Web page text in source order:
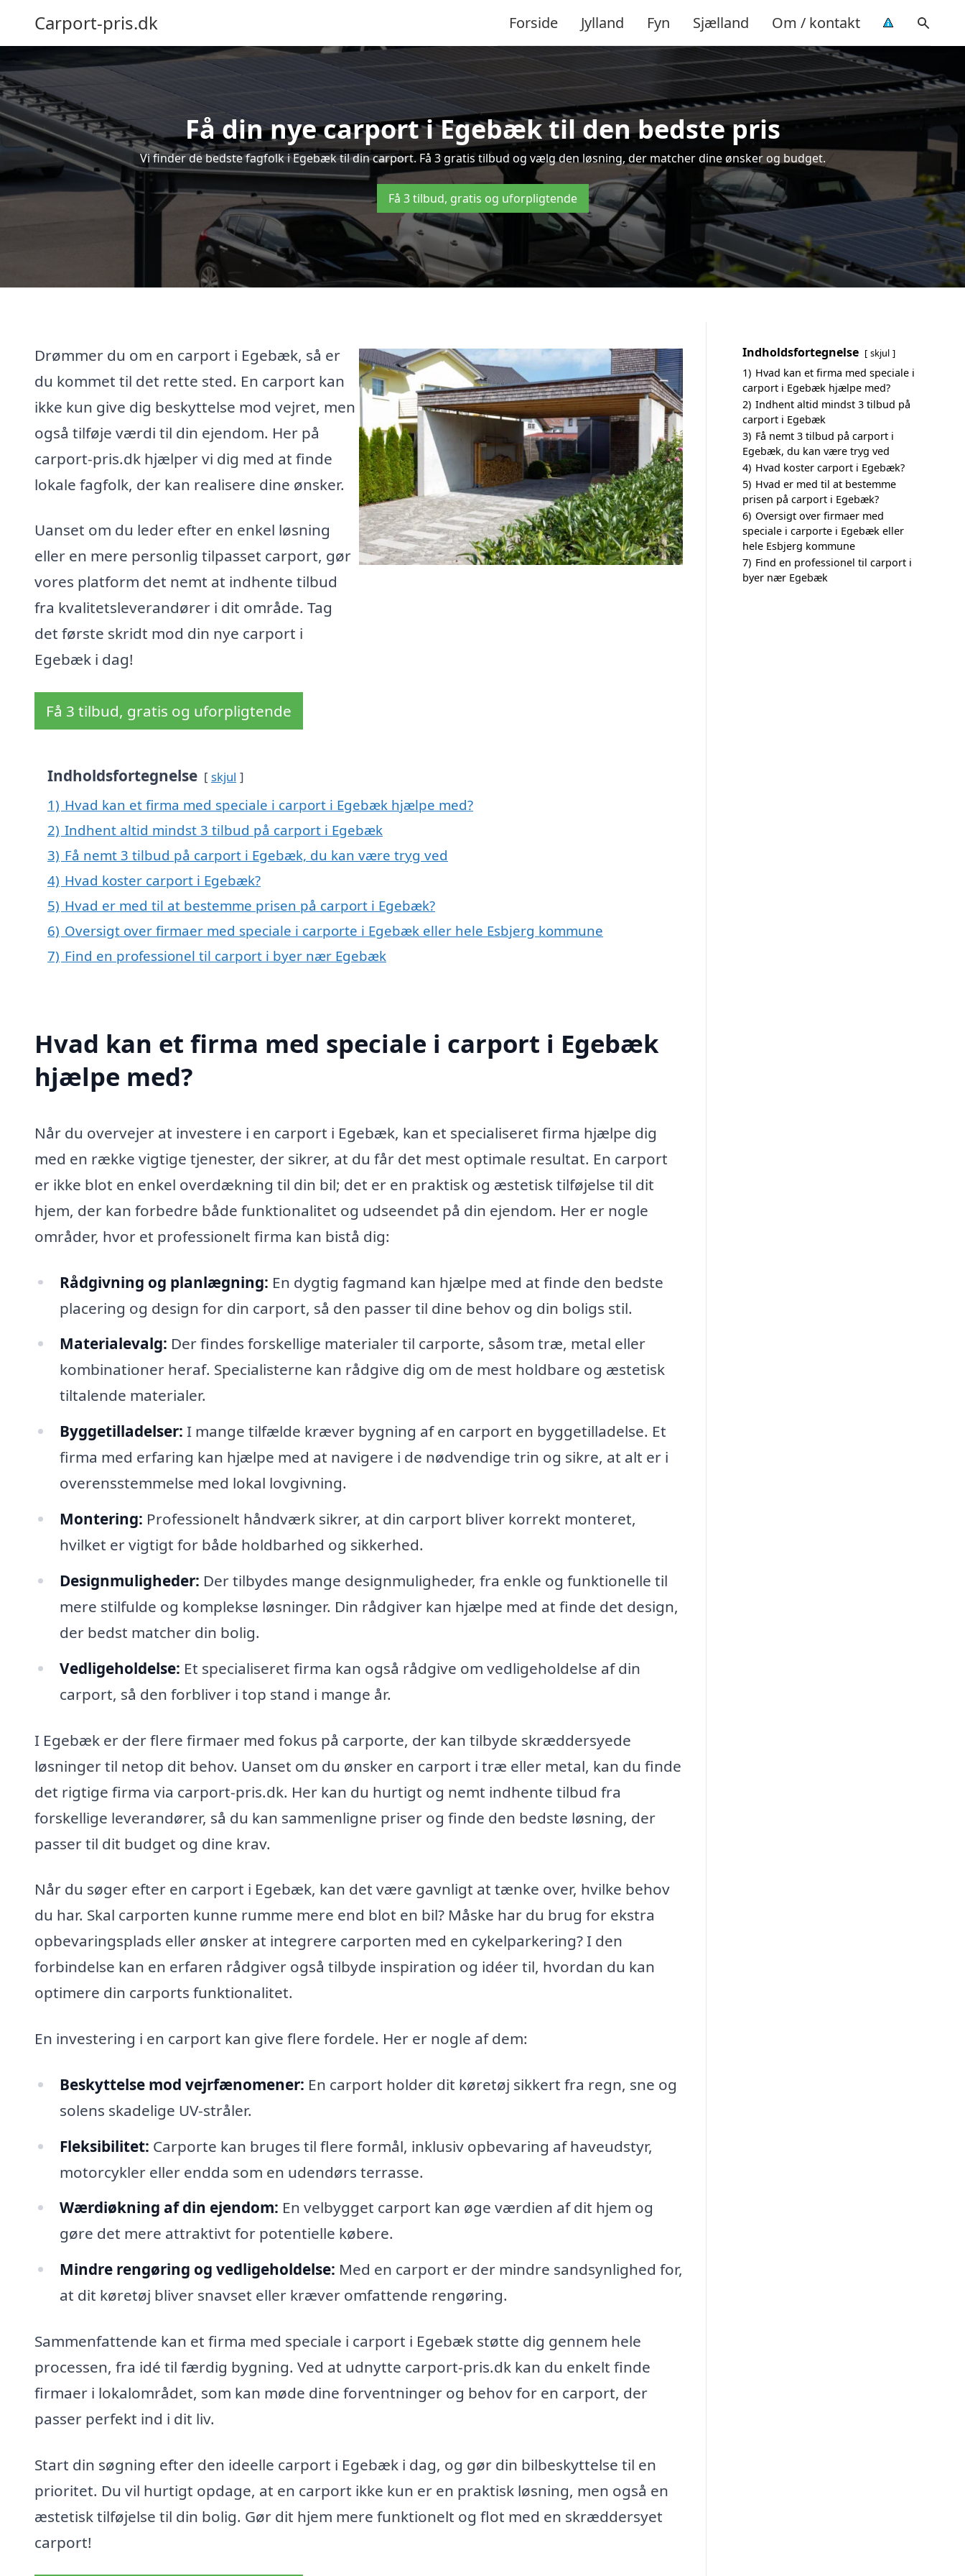
Carport-pris.dk Forside Jylland Fyn Sjælland Om / kontakt
Få din nye carport i Egebæk til den bedste pris
Vi finder de bedste fagfolk i Egebæk til din carport. Få 3 gratis tilbud og vælg den løsning, der matcher dine ønsker og budget.
Få 3 tilbud, gratis og uforpligtende
Drømmer du om en carport i Egebæk, så er
du kommet til det rette sted. En carport kan
ikke kun give dig beskyttelse mod vejret, men
også tilføje værdi til din ejendom. Her på
carport-pris.dk hjælper vi dig med at finde
lokale fagfolk, der kan realisere dine ønsker.
Uanset om du leder efter en enkel løsning
eller en mere personlig tilpasset carport, gør
vores platform det nemt at indhente tilbud
fra kvalitetsleverandører i dit område. Tag
det første skridt mod din nye carport i
Egebæk i dag!
Få 3 tilbud, gratis og uforpligtende
Indholdsfortegnelse skjul
1) Hvad kan et firma med speciale i carport i Egebæk hjælpe med?
2) Indhent altid mindst 3 tilbud på carport i Egebæk
3) Få nemt 3 tilbud på carport i Egebæk, du kan være tryg ved
4) Hvad koster carport i Egebæk?
5) Hvad er med til at bestemme prisen på carport i Egebæk?
6) Oversigt over firmaer med speciale i carporte i Egebæk eller hele Esbjerg kommune
7) Find en professionel til carport i byer nær Egebæk
Hvad kan et firma med speciale i carport i Egebæk
hjælpe med?
Når du overvejer at investere i en carport i Egebæk, kan et specialiseret firma hjælpe dig
med en række vigtige tjenester, der sikrer, at du får det mest optimale resultat. En carport
er ikke blot en enkel overdækning til din bil; det er en praktisk og æstetisk tilføjelse til dit
hjem, der kan forbedre både funktionalitet og udseendet på din ejendom. Her er nogle
områder, hvor et professionelt firma kan bistå dig:
Rådgivning og planlægning: En dygtig fagmand kan hjælpe med at finde den bedste
placering og design for din carport, så den passer til dine behov og din boligs stil.
Materialevalg: Der findes forskellige materialer til carporte, såsom træ, metal eller
kombinationer heraf. Specialisterne kan rådgive dig om de mest holdbare og æstetisk
tiltalende materialer.
Byggetilladelser: I mange tilfælde kræver bygning af en carport en byggetilladelse. Et
firma med erfaring kan hjælpe med at navigere i de nødvendige trin og sikre, at alt er i
overensstemmelse med lokal lovgivning.
Montering: Professionelt håndværk sikrer, at din carport bliver korrekt monteret,
hvilket er vigtigt for både holdbarhed og sikkerhed.
Designmuligheder: Der tilbydes mange designmuligheder, fra enkle og funktionelle til
mere stilfulde og komplekse løsninger. Din rådgiver kan hjælpe med at finde det design,
der bedst matcher din bolig.
Vedligeholdelse: Et specialiseret firma kan også rådgive om vedligeholdelse af din
carport, så den forbliver i top stand i mange år.
I Egebæk er der flere firmaer med fokus på carporte, der kan tilbyde skræddersyede
løsninger til netop dit behov. Uanset om du ønsker en carport i træ eller metal, kan du finde
det rigtige firma via carport-pris.dk. Her kan du hurtigt og nemt indhente tilbud fra
forskellige leverandører, så du kan sammenligne priser og finde den bedste løsning, der
passer til dit budget og dine krav.
Når du søger efter en carport i Egebæk, kan det være gavnligt at tænke over, hvilke behov
du har. Skal carporten kunne rumme mere end blot en bil? Måske har du brug for ekstra
opbevaringsplads eller ønsker at integrere carporten med en cykelparkering? I den
forbindelse kan en erfaren rådgiver også tilbyde inspiration og idéer til, hvordan du kan
optimere din carports funktionalitet.
En investering i en carport kan give flere fordele. Her er nogle af dem:
Beskyttelse mod vejrfænomener: En carport holder dit køretøj sikkert fra regn, sne og
solens skadelige UV-stråler.
Fleksibilitet: Carporte kan bruges til flere formål, inklusiv opbevaring af haveudstyr,
motorcykler eller endda som en udendørs terrasse.
Wærdiøkning af din ejendom: En velbygget carport kan øge værdien af dit hjem og
gøre det mere attraktivt for potentielle købere.
Mindre rengøring og vedligeholdelse: Med en carport er der mindre sandsynlighed for,
at dit køretøj bliver snavset eller kræver omfattende rengøring.
Sammenfattende kan et firma med speciale i carport i Egebæk støtte dig gennem hele
processen, fra idé til færdig bygning. Ved at udnytte carport-pris.dk kan du enkelt finde
firmaer i lokalområdet, som kan møde dine forventninger og behov for en carport, der
passer perfekt ind i dit liv.
Start din søgning efter den ideelle carport i Egebæk i dag, og gør din bilbeskyttelse til en
prioritet. Du vil hurtigt opdage, at en carport ikke kun er en praktisk løsning, men også en
æstetisk tilføjelse til din bolig. Gør dit hjem mere funktionelt og flot med en skræddersyet
carport!
Indholdsfortegnelse skjul
1) Hvad kan et firma med speciale i
carport i Egebæk hjælpe med?
2) Indhent altid mindst 3 tilbud på
carport i Egebæk
3) Få nemt 3 tilbud på carport i
Egebæk, du kan være tryg ved
4) Hvad koster carport i Egebæk?
5) Hvad er med til at bestemme
prisen på carport i Egebæk?
6) Oversigt over firmaer med
speciale i carporte i Egebæk eller
hele Esbjerg kommune
7) Find en professionel til carport i
byer nær Egebæk